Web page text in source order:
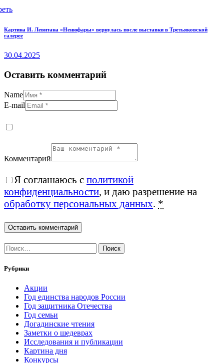
Картина И. Левитана «Ненюфары» вернулась после выставки в Третьяковской
галерее
30.04.2025
Оставить комментарий
Name
E-mail
Комментарий
Я соглашаюсь с политикой
конфиденциальности, и даю разрешение на
обработку персональных данных. *
Найти:
Рубрики
Акции
Год единства народов России
Год защитника Отечества
Год семьи
Догадинские чтения
Заметки о шедеврах
Исследования и публикации
Картина дня
Конкурсы